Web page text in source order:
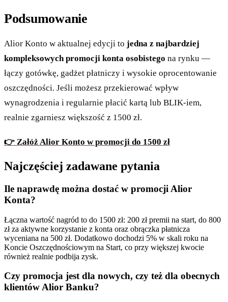
Podsumowanie
Alior Konto w aktualnej edycji to jedna z najbardziej
kompleksowych promocji konta osobistego na rynku —
łączy gotówkę, gadżet płatniczy i wysokie oprocentowanie
oszczędności. Jeśli możesz przekierować wpływ
wynagrodzenia i regularnie płacić kartą lub BLIK-iem,
realnie zgarniesz większość z 1500 zł.
👉 Załóż Alior Konto w promocji do 1500 zł
Najczęściej zadawane pytania
Ile naprawdę można dostać w promocji Alior
Konta?
Łączna wartość nagród to do 1500 zł: 200 zł premii na start, do 800
zł za aktywne korzystanie z konta oraz obrączka płatnicza
wyceniana na 500 zł. Dodatkowo dochodzi 5% w skali roku na
Koncie Oszczędnościowym na Start, co przy większej kwocie
również realnie podbija zysk.
Czy promocja jest dla nowych, czy też dla obecnych
klientów Alior Banku?